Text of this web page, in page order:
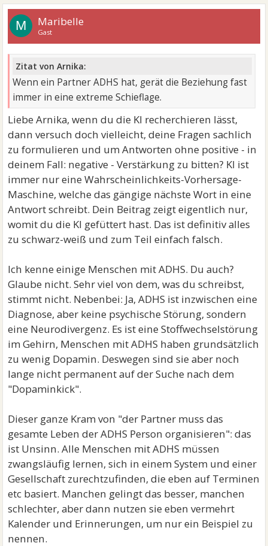
M Maribelle
Gast
Zitat von Arnika:
Wenn ein Partner ADHS hat, gerät die Beziehung fast
immer in eine extreme Schieflage.
Liebe Arnika, wenn du die KI recherchieren lässt,
dann versuch doch vielleicht, deine Fragen sachlich
zu formulieren und um Antworten ohne positive - in
deinem Fall: negative - Verstärkung zu bitten? KI ist
immer nur eine Wahrscheinlichkeits-Vorhersage-
Maschine, welche das gängige nächste Wort in eine
Antwort schreibt. Dein Beitrag zeigt eigentlich nur,
womit du die KI gefüttert hast. Das ist definitiv alles
zu schwarz-weiß und zum Teil einfach falsch.
Ich kenne einige Menschen mit ADHS. Du auch?
Glaube nicht. Sehr viel von dem, was du schreibst,
stimmt nicht. Nebenbei: Ja, ADHS ist inzwischen eine
Diagnose, aber keine psychische Störung, sondern
eine Neurodivergenz. Es ist eine Stoffwechselstörung
im Gehirn, Menschen mit ADHS haben grundsätzlich
zu wenig Dopamin. Deswegen sind sie aber noch
lange nicht permanent auf der Suche nach dem
"Dopaminkick".
Dieser ganze Kram von "der Partner muss das
gesamte Leben der ADHS Person organisieren": das
ist Unsinn. Alle Menschen mit ADHS müssen
zwangsläufig lernen, sich in einem System und einer
Gesellschaft zurechtzufinden, die eben auf Terminen
etc basiert. Manchen gelingt das besser, manchen
schlechter, aber dann nutzen sie eben vermehrt
Kalender und Erinnerungen, um nur ein Beispiel zu
nennen.